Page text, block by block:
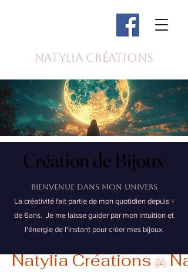
Natylia Créations
Création de Bijoux
Création de Bijoux
Bienvenue dans mon univers
La créativité fait partie de mon quotidien depuis +
de 6ans. Je me laisse guider par mon intuition et
l'énergie de l'instant pour créer mes bijoux.
Natylia Créations